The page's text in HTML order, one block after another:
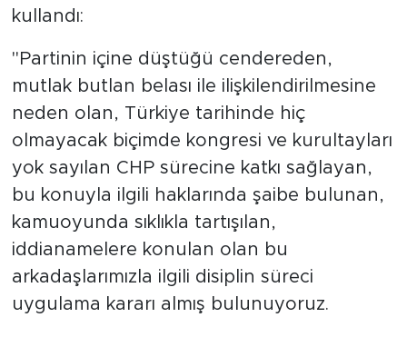
kullandı:
"Partinin içine düştüğü cendereden,
mutlak butlan belası ile ilişkilendirilmesine
neden olan, Türkiye tarihinde hiç
olmayacak biçimde kongresi ve kurultayları
yok sayılan CHP sürecine katkı sağlayan,
bu konuyla ilgili haklarında şaibe bulunan,
kamuoyunda sıklıkla tartışılan,
iddianamelere konulan olan bu
arkadaşlarımızla ilgili disiplin süreci
uygulama kararı almış bulunuyoruz.